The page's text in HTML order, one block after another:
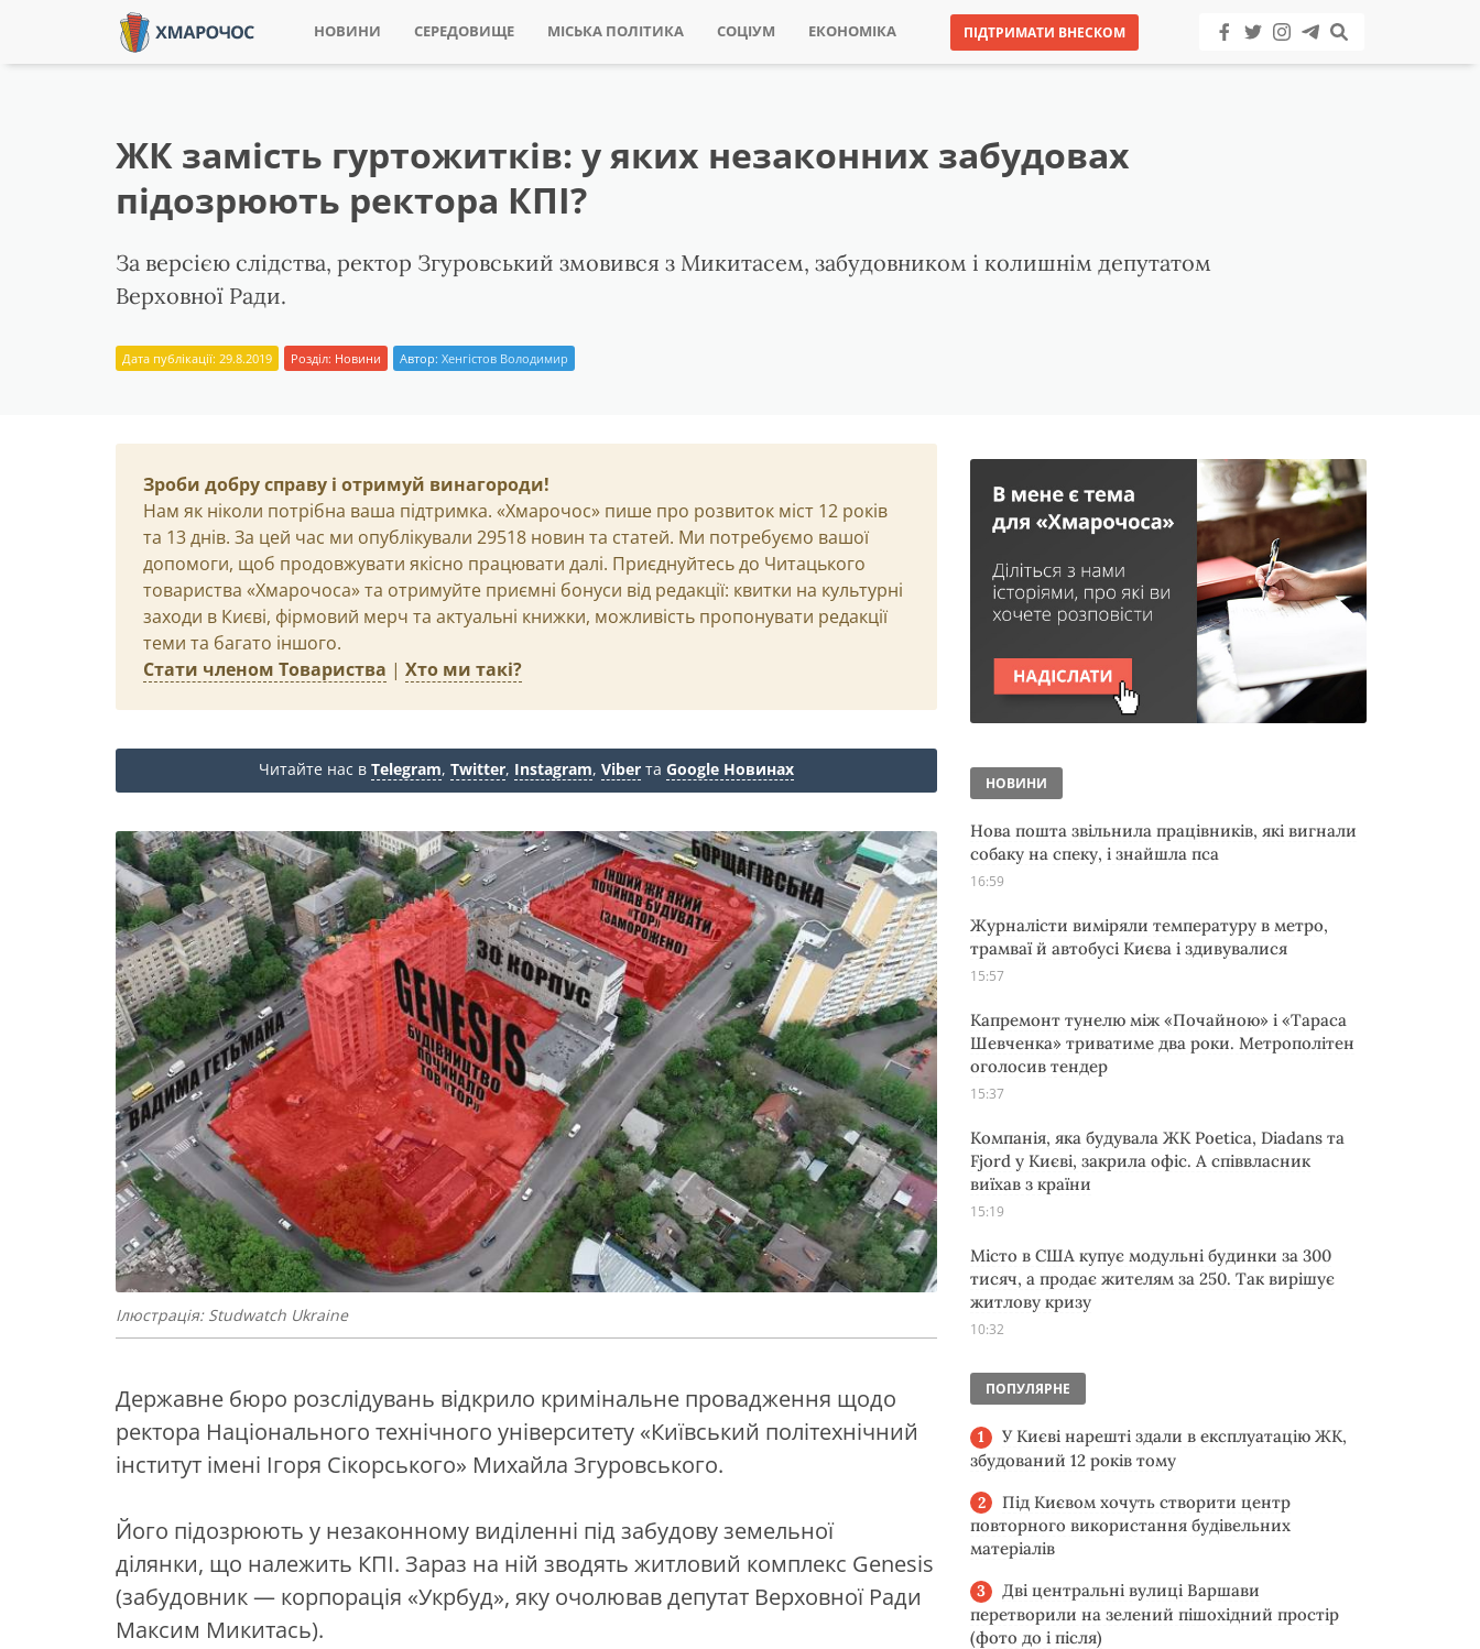
НОВИНИ СЕРЕДОВИЩЕ МІСЬКА ПОЛІТИКА СОЦІУМ ЕКОНОМІКА ПІДТРИМАТИ ВНЕСКОМ
ЖК замість гуртожитків: у яких незаконних забудовах
підозрюють ректора КПІ?
За версією слідства, ректор Згуровський змовився з Микитасем, забудовником і колишнім депутатом
Верховної Ради.
Дата публікації: 29.8.2019 Розділ: Новини Автор: Хенгістов Володимир
Зроби добру справу і отримуй винагороди!
Нам як ніколи потрібна ваша підтримка. «Хмарочос» пише про розвиток міст 12 років
та 13 днів. За цей час ми опублікували 29518 новин та статей. Ми потребуємо вашої
допомоги, щоб продовжувати якісно працювати далі. Приєднуйтесь до Читацького
товариства «Хмарочоса» та отримуйте приємні бонуси від редакції: квитки на культурні
заходи в Києві, фірмовий мерч та актуальні книжки, можливість пропонувати редакції
теми та багато іншого.
Стати членом Товариства | Хто ми такі?
Читайте нас в Telegram, Twitter, Instagram, Viber та Google Новинах
Ілюстрація: Studwatch Ukraine
Державне бюро розслідувань відкрило кримінальне провадження щодо
ректора Національного технічного університету «Київський політехнічний
інститут імені Ігоря Сікорського» Михайла Згуровського.
Його підозрюють у незаконному виділенні під забудову земельної
ділянки, що належить КПІ. Зараз на ній зводять житловий комплекс Genesis
(забудовник— корпорація «Укрбуд», яку очолював депутат Верховної Ради
Максим Микитась).
НОВИНИ
Нова пошта звільнила працівників, які вигнали
собаку на спеку, і знайшла пса
16:59
Журналісти виміряли температуру в метро,
трамваї й автобусі Києва і здивувалися
15:57
Капремонт тунелю між «Почайною» і «Тараса
Шевченка» триватиме два роки. Метрополітен
оголосив тендер
15:37
Компанія, яка будувала ЖК Poetica, Diadans та
Fjord у Києві, закрила офіс. А співвласник
виїхав з країни
15:19
Місто в США купує модульні будинки за 300
тисяч, а продає жителям за 250. Так вирішує
житлову кризу
10:32
ПОПУЛЯРНЕ
У Києві нарешті здали в експлуатацію ЖК,
збудований 12 років тому
Під Києвом хочуть створити центр
повторного використання будівельних
матеріалів
Дві центральні вулиці Варшави
перетворили на зелений пішохідний простір
(фото до і після)